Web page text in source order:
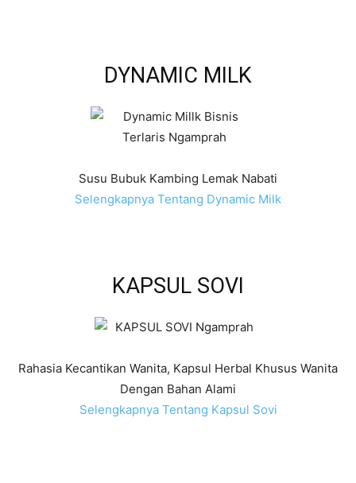
DYNAMIC MILK
Susu Bubuk Kambing Lemak Nabati
Selengkapnya Tentang Dynamic Milk
KAPSUL SOVI
Rahasia Kecantikan Wanita, Kapsul Herbal Khusus Wanita
Dengan Bahan Alami
Selengkapnya Tentang Kapsul Sovi